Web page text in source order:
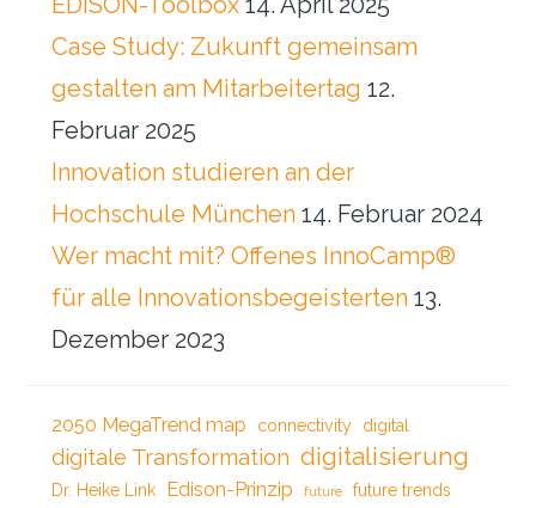
Case Study: Zukunft gemeinsam
gestalten am Mitarbeitertag 12.
Februar 2025
Innovation studieren an der
Hochschule München 14. Februar 2024
Wer macht mit? Offenes InnoCamp®
für alle Innovationsbegeisterten 13.
Dezember 2023
2050 MegaTrend map connectivity digital
digitale Transformation digitalisierung
Dr. Heike Link Edison-Prinzip future future trends